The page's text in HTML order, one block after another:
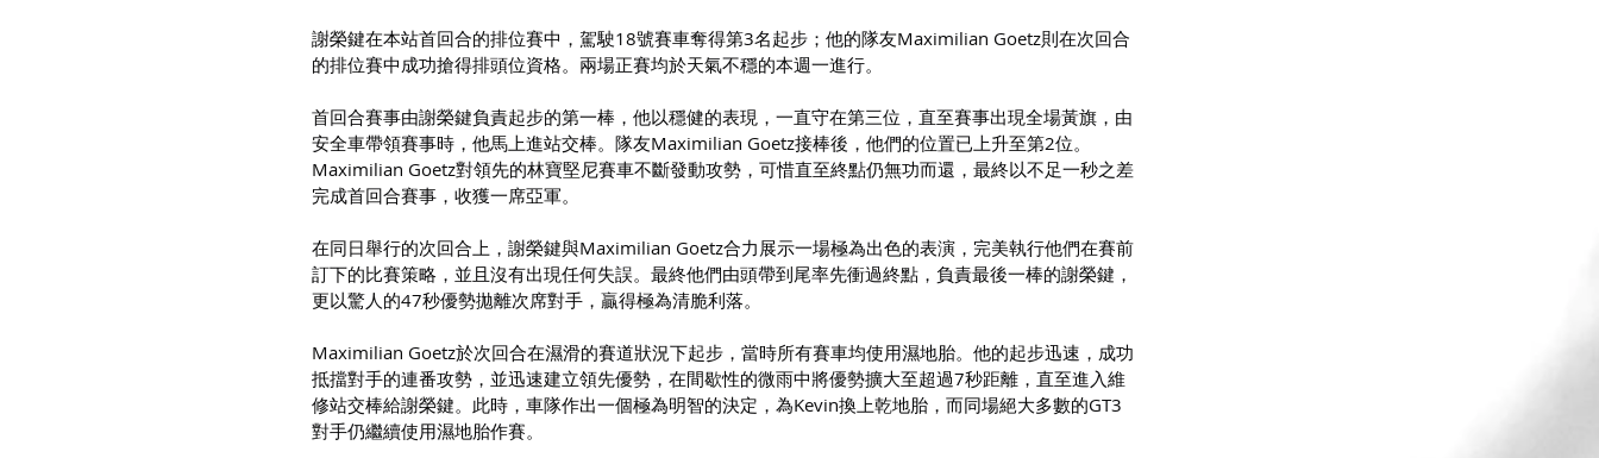
謝榮鍵在本站首回合的排位賽中，駕駛18號賽車奪得第3名起步；他的隊友Maximilian Goetz則在次回合
的排位賽中成功搶得排頭位資格。兩場正賽均於天氣不穩的本週一進行。
首回合賽事由謝榮鍵負責起步的第一棒，他以穩健的表現，一直守在第三位，直至賽事出現全場黃旗，由
安全車帶領賽事時，他馬上進站交棒。隊友Maximilian Goetz接棒後，他們的位置已上升至第2位。
Maximilian Goetz對領先的林寶堅尼賽車不斷發動攻勢，可惜直至終點仍無功而還，最終以不足一秒之差
完成首回合賽事，收獲一席亞軍。
在同日舉行的次回合上，謝榮鍵與Maximilian Goetz合力展示一場極為出色的表演，完美執行他們在賽前
訂下的比賽策略，並且沒有出現任何失誤。最終他們由頭帶到尾率先衝過終點，負責最後一棒的謝榮鍵，
更以驚人的47秒優勢拋離次席對手，贏得極為清脆利落。
Maximilian Goetz於次回合在濕滑的賽道狀況下起步，當時所有賽車均使用濕地胎。他的起步迅速，成功
抵擋對手的連番攻勢，並迅速建立領先優勢，在間歇性的微雨中將優勢擴大至超過7秒距離，直至進入維
修站交棒給謝榮鍵。此時，車隊作出一個極為明智的決定，為Kevin換上乾地胎，而同場絕大多數的GT3
對手仍繼續使用濕地胎作賽。